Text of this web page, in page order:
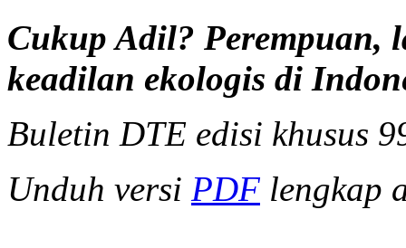
Cukup Adil? Perempuan,
keadilan ekologis di
Buletin DTE edisi khusus
Unduh versi PDF lengkap